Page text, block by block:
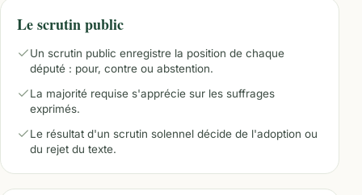
Le scrutin public
Un scrutin public enregistre la position de chaque
député : pour, contre ou abstention.
La majorité requise s'apprécie sur les suffrages
exprimés.
Le résultat d'un scrutin solennel décide de l'adoption ou
du rejet du texte.